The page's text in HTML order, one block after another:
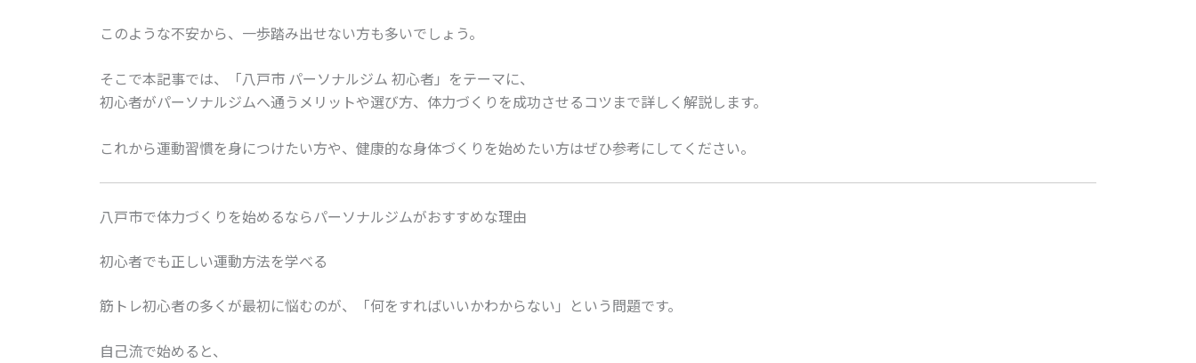
このような不安から、一歩踏み出せない方も多いでしょう。
そこで本記事では、「八戸市 パーソナルジム 初心者」をテーマに、
初心者がパーソナルジムへ通うメリットや選び方、体力づくりを成功させるコツまで詳しく解説します。
これから運動習慣を身につけたい方や、健康的な身体づくりを始めたい方はぜひ参考にしてください。
八戸市で体力づくりを始めるならパーソナルジムがおすすめな理由
初心者でも正しい運動方法を学べる
筋トレ初心者の多くが最初に悩むのが、「何をすればいいかわからない」という問題です。
自己流で始めると、